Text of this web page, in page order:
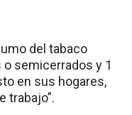
del tabaco
semicerrados y 1
en sus hogares,
trabajo”.